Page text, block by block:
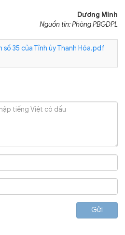
Dương Minh
Nguồn tin: Phòng PBGDPL
số 35 của Tỉnh ủy Thanh Hóa.pdf
Gửi